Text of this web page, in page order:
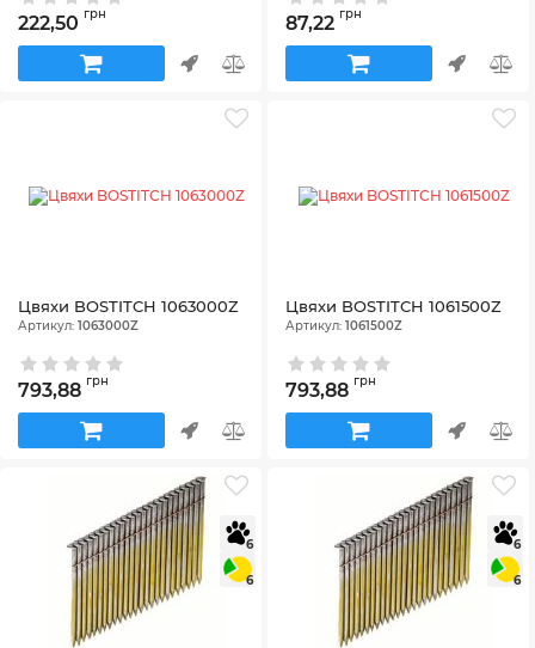
222,50 грн 87,22 грн
Цвяхи BOSTITCH 1063000Z
Артикул: 1063000Z
793,88 грн
Цвяхи BOSTITCH 1061500Z
Артикул: 1061500Z
793,88 грн
6
6
6
6